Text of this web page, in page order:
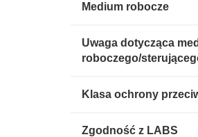
Medium robocze
Uwaga dotycząca
roboczego/
Klasa ochrony
Zgodność z LABS